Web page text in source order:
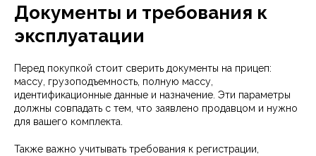
Документы и требования к
эксплуатации
Перед покупкой стоит сверить документы на прицеп:
массу, грузоподъемность, полную массу,
идентификационные данные и назначение. Эти параметры
должны совпадать с тем, что заявлено продавцом и нужно
для вашего комплекта.
Также важно учитывать требования к регистрации,